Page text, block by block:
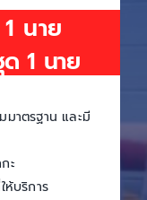
นาย
1 นาย
าตรฐาน และมี
ะ
ห้บริการ